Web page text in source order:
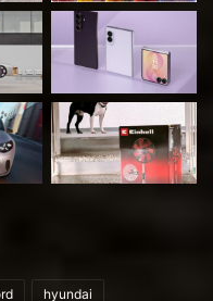
hyundai